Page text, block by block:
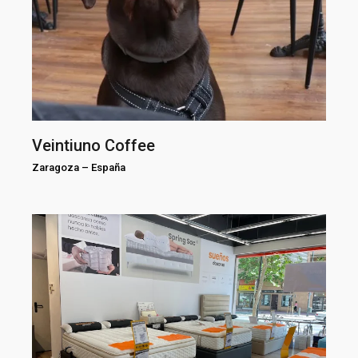
Veintiuno Coffee
Zaragoza – España